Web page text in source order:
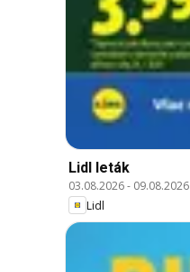
Lidl leták
03.08.2026- 09.08.2026
Lidl